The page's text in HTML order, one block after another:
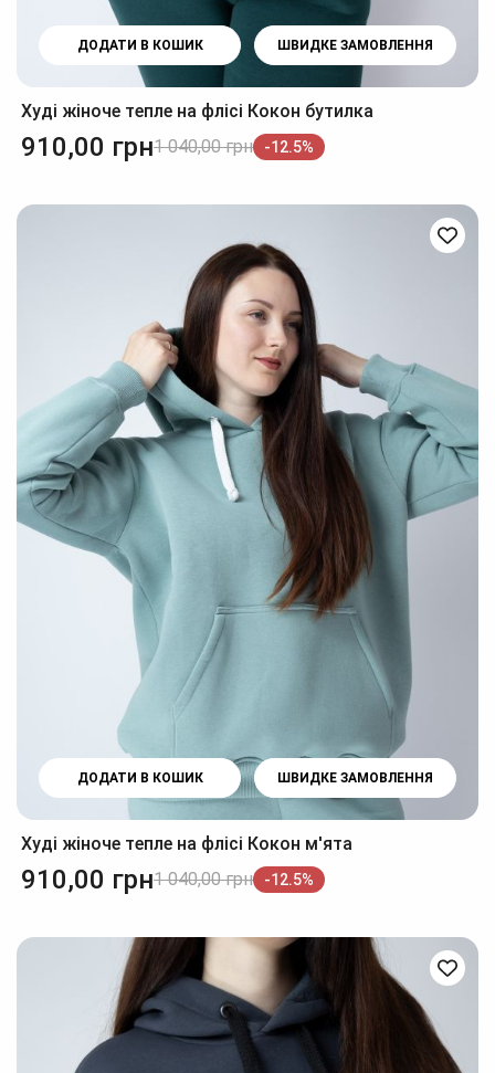
ДОДАТИ В КОШИК ШВИДКЕ ЗАМОВЛЕННЯ
Худі жіноче тепле на флісі Кокон бутилка
910,00 грн1 040,00 грн -12.5%
ДОДАТИ В КОШИК ШВИДКЕ ЗАМОВЛЕННЯ
Худі жіноче тепле на флісі Кокон м'ята
910,00 грн1 040,00 грн -12.5%